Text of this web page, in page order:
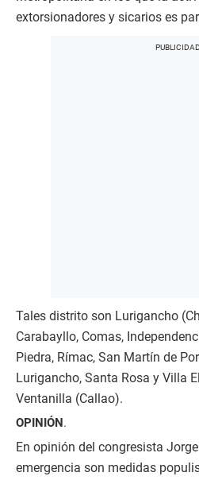
extorsionadores y sicarios es
Tales distrito son Lurigancho
Carabayllo, Comas,
Piedra, Rímac, San Martín de
Lurigancho, Santa Rosa y Villa
Ventanilla (Callao).
OPINIÓN .
En opinión del congresista
emergencia son medidas